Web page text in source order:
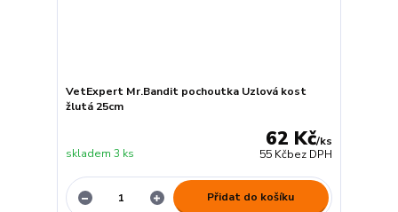
VetExpert Mr.Bandit pochoutka Uzlová kost
žlutá 25cm
62 Kč/ks
55 Kčbez DPH
skladem 3 ks
Přidat do košíku